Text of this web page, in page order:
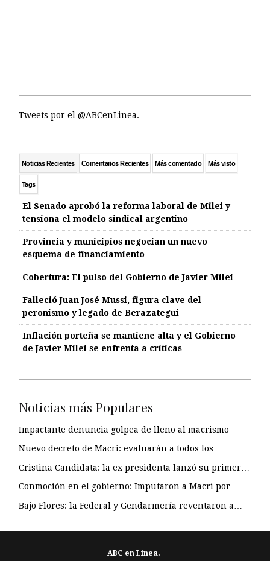
Tweets por el @ABCenLinea.
Noticias Recientes Comentarios Recientes Más comentado Más visto
Tags
El Senado aprobó la reforma laboral de Milei y
tensiona el modelo sindical argentino
Provincia y municipios negocian un nuevo
esquema de financiamiento
Cobertura: El pulso del Gobierno de Javier Milei
Falleció Juan José Mussi, figura clave del
peronismo y legado de Berazategui
Inflación porteña se mantiene alta y el Gobierno
de Javier Milei se enfrenta a críticas
Noticias más Populares
Impactante denuncia golpea de lleno al macrismo
Nuevo decreto de Macri: evaluarán a todos los…
Cristina Candidata: la ex presidenta lanzó su primer…
Conmoción en el gobierno: Imputaron a Macri por…
Bajo Flores: la Federal y Gendarmería reventaron a…
ABC en Linea.